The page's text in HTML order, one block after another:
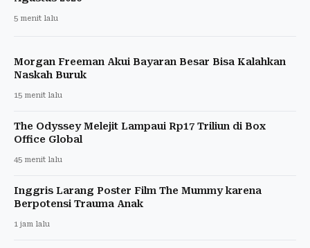
5 menit lalu
Morgan Freeman Akui Bayaran Besar Bisa Kalahkan
Naskah Buruk
15 menit lalu
The Odyssey Melejit Lampaui Rp17 Triliun di Box
Office Global
45 menit lalu
Inggris Larang Poster Film The Mummy karena
Berpotensi Trauma Anak
1 jam lalu